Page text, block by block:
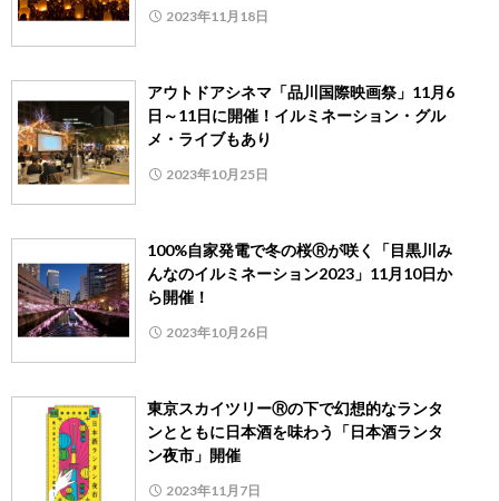
2023年11月18日
アウトドアシネマ「品川国際映画祭」11月6
日～11日に開催！イルミネーション・グル
メ・ライブもあり
2023年10月25日
100%自家発電で冬の桜Ⓡが咲く「目黒川み
んなのイルミネーション2023」11月10日か
ら開催！
2023年10月26日
東京スカイツリーⓇの下で幻想的なランタ
ンとともに日本酒を味わう「日本酒ランタ
ン夜市」開催
2023年11月7日